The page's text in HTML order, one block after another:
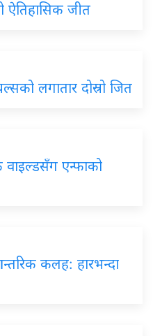
ऐतिहासिक जीत
लगातार दोस्रो जित
वाइल्डसँग एन्फाको
कलह: हारभन्दा